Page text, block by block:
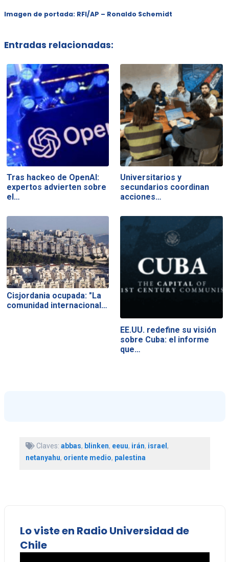
Imagen de portada: RFI/AP – Ronaldo Schemidt
Entradas relacionadas:
Tras hackeo de OpenAI:
expertos advierten sobre
el…
Universitarios y
secundarios coordinan
acciones…
Cisjordania ocupada: "La
comunidad internacional…
EE.UU. redefine su visión
sobre Cuba: el informe
que…
Claves: abbas, blinken, eeuu, irán, israel ,
netanyahu, oriente medio, palestina
Lo viste en Radio Universidad de
Chile